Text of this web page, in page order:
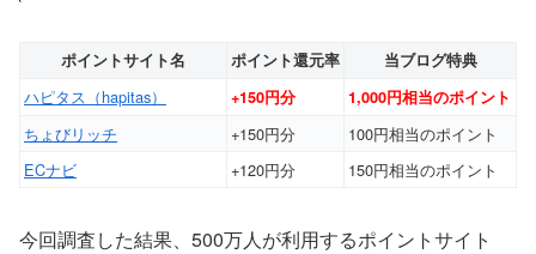
ポイントサイト名 ポイント還元率 当ブログ特典
ハピタス（hapitas） +150円分 1,000円相当のポイント
ちょびリッチ +150円分
100円相当のポイント
ECナビ
+120円分 150円相当のポイント
今回調査した結果、500万人が利用するポイントサイト